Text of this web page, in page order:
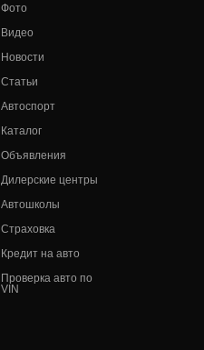
Фото
Видео
Новости
Статьи
Автоспорт
Каталог
Объявления
Дилерские центры
Автошколы
Страховка
Кредит на авто
Проверка авто по
VIN